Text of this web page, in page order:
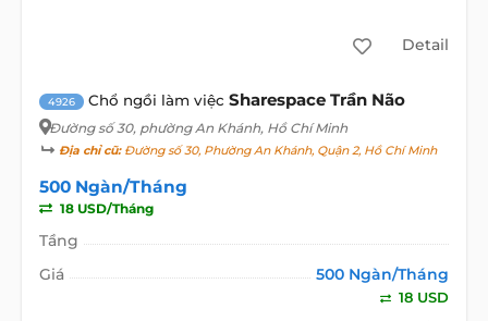
Detail
4926 Chổ ngồi làm việc Sharespace Trần Não
Đường số 30, phường An Khánh, Hồ Chí Minh
Địa chỉ cũ:Đường số 30, Phường An Khánh, Quận 2, Hồ Chí Minh
500 Ngàn/Tháng
18 USD/Tháng
Tầng
Giá
500 Ngàn/Tháng
18 USD